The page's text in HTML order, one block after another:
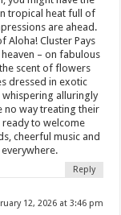
tropical heat full of
are ahead.
Aloha! Cluster Pays
heaven – on fabulous
scent of flowers
dressed in exotic
whispering alluringly
no way treating their
ready to welcome
cheerful music and
Reply
12, 2026 at 3:46 pm